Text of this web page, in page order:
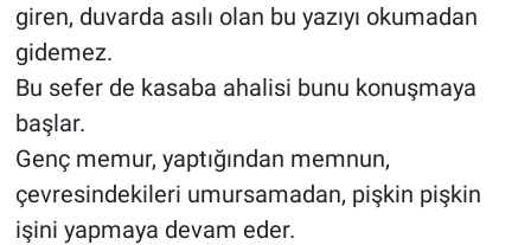
giren, duvarda asılı olan bu yazıyı okumadan
gidemez.
Bu sefer de kasaba ahalisi bunu konuşmaya
başlar.
Genç memur, yaptığından memnun,
çevresindekileri umursamadan, pişkin pişkin
işini yapmaya devam eder.